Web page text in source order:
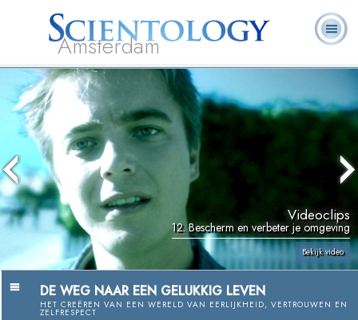
Amsterdam
Over
Ons
L. Ron
Hubbard
Scientology?
Pastoraal
Werkers
Videoclips
12. Bescherm en verbeter je omgeving
Bekijk video
DE WEG NAAR EEN GELUKKIG LEVEN
HET CREËREN VAN EEN WERELD VAN EERLIJKHEID, VERTROUWEN EN
ZELFRESPECT